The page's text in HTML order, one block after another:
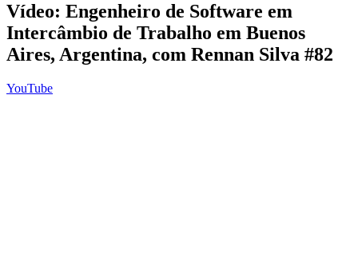
Vídeo: Engenheiro de Software em
Intercâmbio de Trabalho em Buenos
Aires, Argentina, com Rennan Silva #82
YouTube